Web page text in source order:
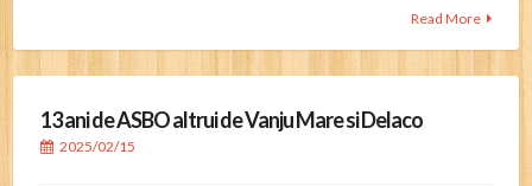
Read More
13 ani de ASBO altrui de Vanju Mare si Delaco
2025/02/15